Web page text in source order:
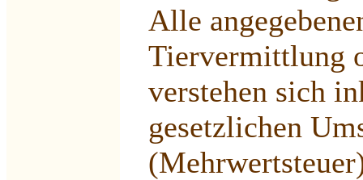
Alle
Tiervermittlung
verstehen sich
gesetzlichen